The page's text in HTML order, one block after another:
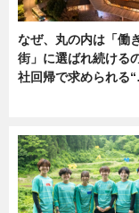
なぜ、丸の内は「働
街」に選ばれ続ける
社回帰で求められる